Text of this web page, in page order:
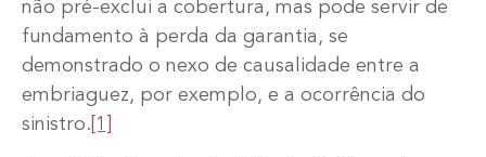
não pré-exclui a cobertura, mas pode servir de
fundamento à perda da garantia, se
demonstrado o nexo de causalidade entre a
embriaguez, por exemplo, e a ocorrência do
sinistro. [1]